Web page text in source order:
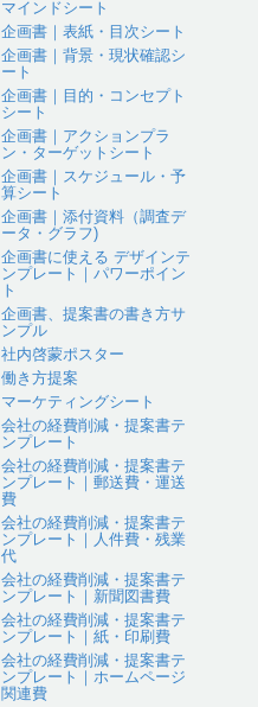
マインドシート
企画書｜表紙・目次シート
企画書｜背景・現状確認シ
ート
企画書｜目的・コンセプト
シート
企画書｜アクションプラ
ン・ターゲットシート
企画書｜スケジュール・予
算シート
企画書｜添付資料（調査デ
ータ・グラフ)
企画書に使える デザインテ
ンプレート｜パワーポイン
ト
企画書、提案書の書き方サ
ンプル
社内啓蒙ポスター
働き方提案
マーケティングシート
会社の経費削減・提案書テ
ンプレート
会社の経費削減・提案書テ
ンプレート｜郵送費・運送
費
会社の経費削減・提案書テ
ンプレート｜人件費・残業
代
会社の経費削減・提案書テ
ンプレート｜新聞図書費
会社の経費削減・提案書テ
ンプレート｜紙・印刷費
会社の経費削減・提案書テ
ンプレート｜ホームページ
関連費